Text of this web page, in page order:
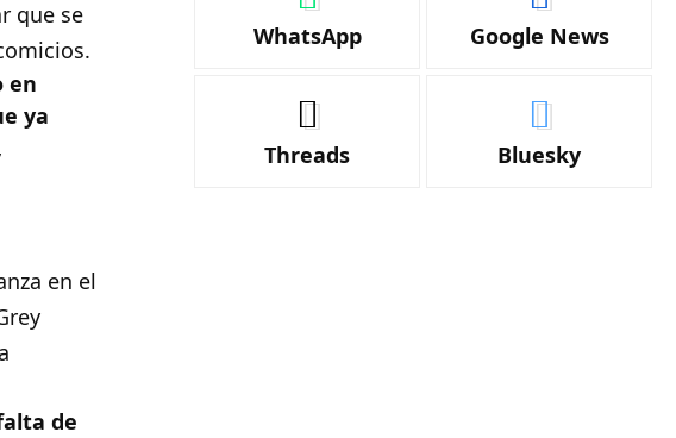
que se
en
ya
en el
de
WhatsApp Google News
Threads Bluesky